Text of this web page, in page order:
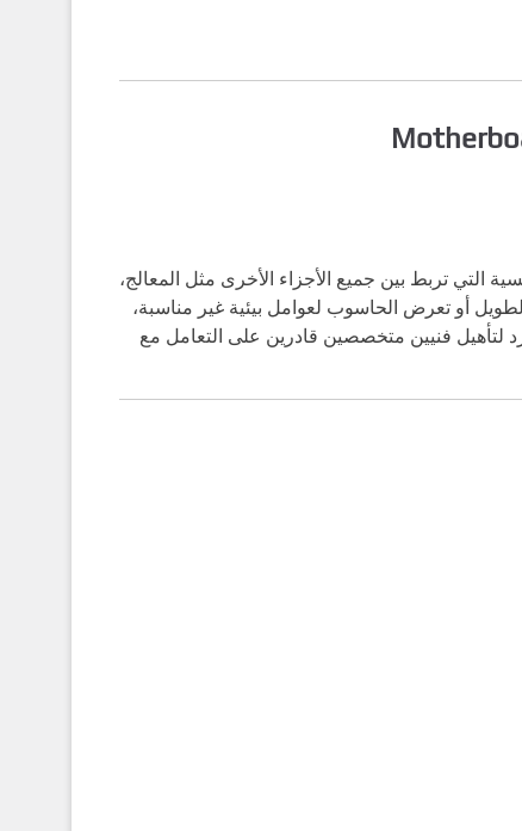
التي تربط بين جميع الأجزاء الأخرى مثل المعالج،
أو تعرض الحاسوب لعوامل بيئية غير مناسبة،
لتأهيل فنيين متخصصين قادرين على التعامل مع